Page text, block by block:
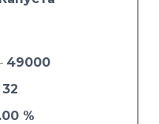
49000
32
%